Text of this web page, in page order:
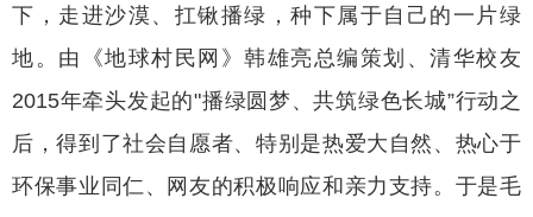
下，走进沙漠、扛锹播绿，种下属于自己的一片绿
地。由《地球村民网》韩雄亮总编策划、清华校友
2015年牵头发起的"播绿圆梦、共筑绿色长城”行动之
后，得到了社会自愿者、特别是热爱大自然、热心于
环保事业同仁、网友的积极响应和亲力支持。于是毛